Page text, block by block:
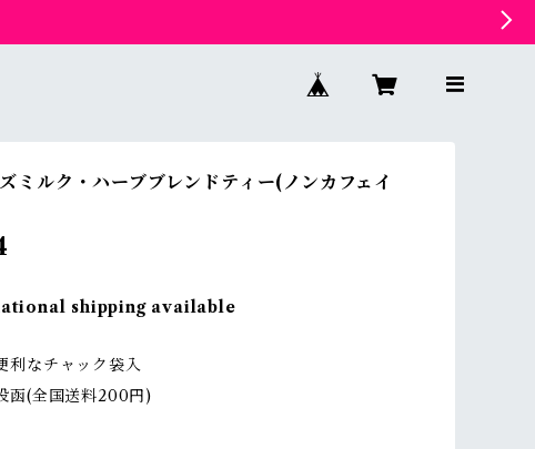
ミルク・ハーブブレンドティー(ノンカフェイ
shipping available
利なチャック袋入
函(全国送料200円)